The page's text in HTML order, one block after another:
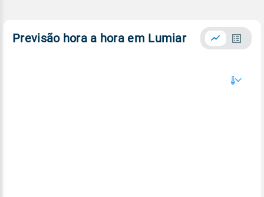
Previsão hora a hora em Lumiar